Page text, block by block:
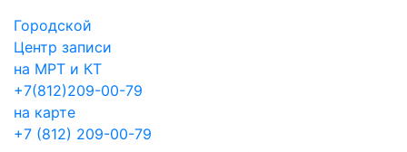
Городской
Центр записи
на МРТ и КТ
+7(812)209-00-79
на карте
+7 (812) 209-00-79